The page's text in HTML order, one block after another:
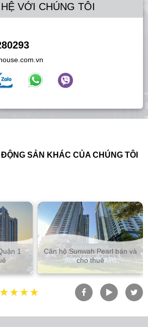
VỚI CHÚNG TÔI
SẢN KHÁC CỦA CHÚNG TÔI
1
Căn hộ Sunwah Pearl bán và
cho thuê